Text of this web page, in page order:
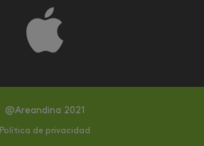
@Areandina 2021
Política de privacidad